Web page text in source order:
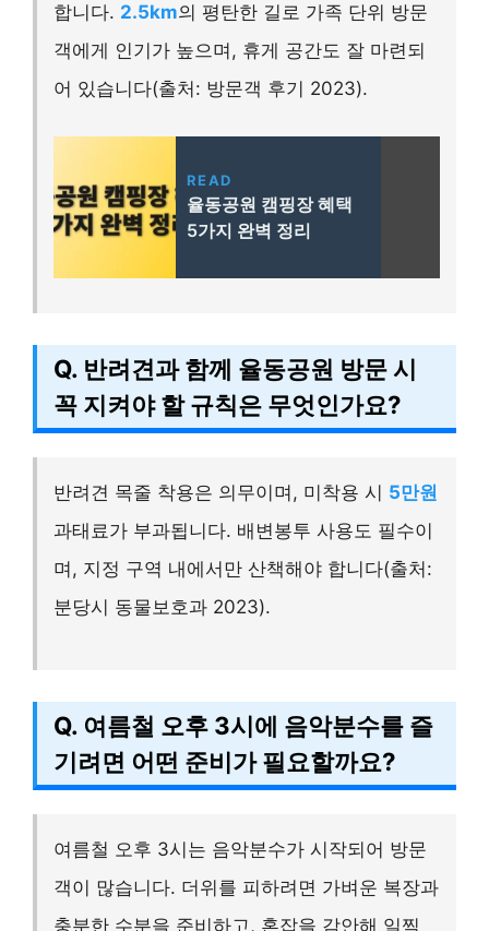
합니다. 2.5km의 평탄한 길로 가족 단위 방문
객에게 인기가 높으며, 휴게 공간도 잘 마련되
어 있습니다(출처: 방문객 후기 2023).
READ
율동공원 캠핑장 혜택
5가지 완벽 정리
Q. 반려견과 함께 율동공원 방문 시
꼭 지켜야 할 규칙은 무엇인가요?
반려견 목줄 착용은 의무이며, 미착용 시 5만원
과태료가 부과됩니다. 배변봉투 사용도 필수이
며, 지정 구역 내에서만 산책해야 합니다(출처:
분당시 동물보호과 2023).
Q. 여름철 오후 3시에 음악분수를 즐
기려면 어떤 준비가 필요할까요?
여름철 오후 3시는 음악분수가 시작되어 방문
객이 많습니다. 더위를 피하려면 가벼운 복장과
충분한 수분을 준비하고, 혼잡을 감안해 일찍